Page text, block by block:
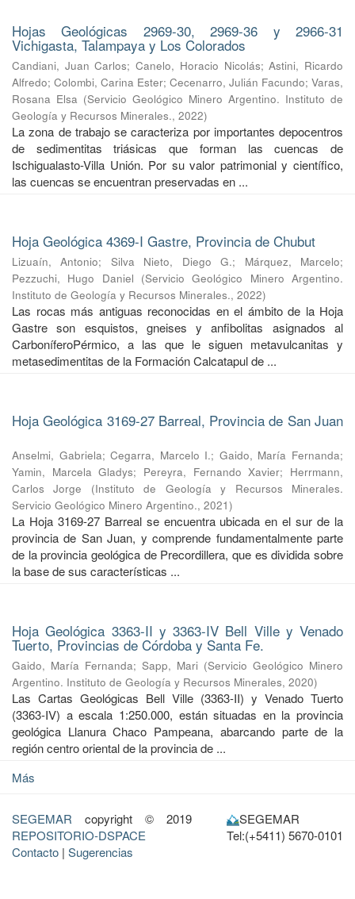
Hojas Geológicas 2969-30, 2969-36 y 2966-31
Vichigasta, Talampaya y Los Colorados
Candiani, Juan Carlos;Canelo, Horacio Nicolás;Astini, Ricardo
Alfredo; Colombi, Carina Ester; Cecenarro, Julián Facundo; Varas,
Rosana Elsa (Servicio Geológico Minero Argentino. Instituto de
Geología y Recursos Minerales., 2022)
La zona de trabajo se caracteriza por importantes depocentros
de sedimentitas triásicas que forman las cuencas de
Ischigualasto-Villa Unión. Por su valor patrimonial y cientíﬁco,
las cuencas se encuentran preservadas en ...
Hoja Geológica 4369-I Gastre, Provincia de Chubut
Lizuaín, Antonio; Silva Nieto, Diego G.; Márquez, Marcelo;
Pezzuchi, Hugo Daniel (Servicio Geológico Minero Argentino.
Instituto de Geología y Recursos Minerales., 2022)
Las rocas más antiguas reconocidas en el ámbito de la Hoja
Gastre son esquistos, gneises y anfibolitas asignados al
CarboníferoPérmico, a las que le siguen metavulcanitas y
metasedimentitas de la Formación Calcatapul de ...
Hoja Geológica 3169-27 Barreal, Provincia de San Juan
Anselmi, Gabriela;Cegarra, Marcelo I.; Gaido, María Fernanda;
Yamin, Marcela Gladys; Pereyra, Fernando Xavier; Herrmann,
Carlos Jorge
(Instituto de Geología y Recursos Minerales.
Servicio Geológico Minero Argentino., 2021)
La Hoja 3169-27 Barreal se encuentra ubicada en el sur de la
provincia de San Juan, y comprende fundamentalmente parte
de la provincia geológica de Precordillera, que es dividida sobre
la base de sus características ...
Hoja Geológica 3363-II y 3363-IV Bell Ville y Venado
Tuerto, Provincias de Córdoba y Santa Fe.
Gaido, María Fernanda; Sapp, Mari (Servicio Geológico Minero
Argentino. Instituto de Geología y Recursos Minerales, 2020)
Las Cartas Geológicas Bell Ville (3363-II) y Venado Tuerto
(3363-IV) a escala 1:250.000, están situadas en la provincia
geológica Llanura Chaco Pampeana, abarcando parte de la
región centro oriental de la provincia de ...
Más
SEGEMAR copyright © 2019
REPOSITORIO-DSPACE
Contacto | Sugerencias
SEGEMAR
Tel:(+5411) 5670-0101